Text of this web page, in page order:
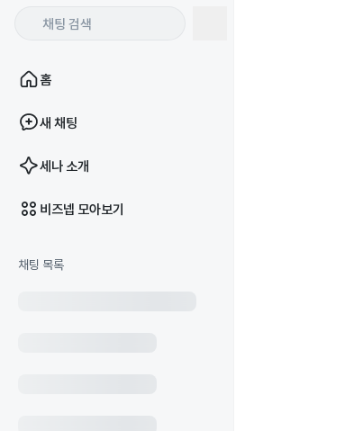
홈
새 채팅
세나 소개
비즈넵 모아보기
채팅 목록